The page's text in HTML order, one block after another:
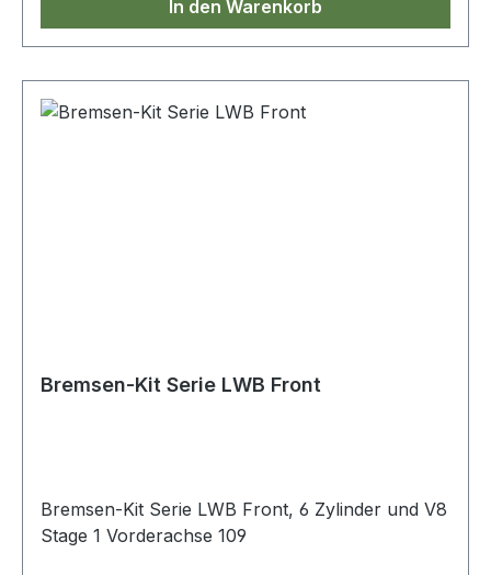
In den Warenkorb
Bremsen-Kit Serie LWB Front
Bremsen-Kit Serie LWB Front, 6 Zylinder und V8
Stage 1 Vorderachse 109